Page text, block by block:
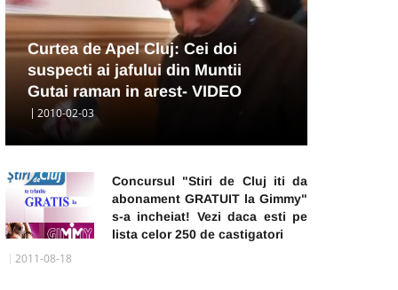
Curtea de Apel Cluj: Cei doi
suspecti ai jafului din Muntii
Gutai raman in arest- VIDEO
2010-02-03
Concursul "Stiri de Cluj iti da
abonament GRATUIT la Gimmy"
s-a incheiat! Vezi daca esti pe
lista celor 250 de castigatori
2011-08-18